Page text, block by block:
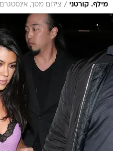
מילף. קורטני / צילום מסך, אינסטגרם